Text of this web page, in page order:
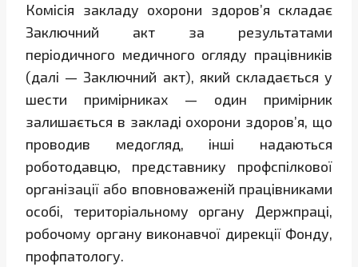
Комісія закладу охорони здоров’я складає
Заключний акт за результатами
періодичного медичного огляду працівників
(далі — Заключний акт), який складається у
шести примірниках — один примірник
залишається в закладі охорони здоров’я, що
проводив медогляд, інші надаються
роботодавцю, представнику профспілкової
організації або вповноваженій працівниками
особі, територіальному органу Держпраці,
робочому органу виконавчої дирекції Фонду,
профпатологу.